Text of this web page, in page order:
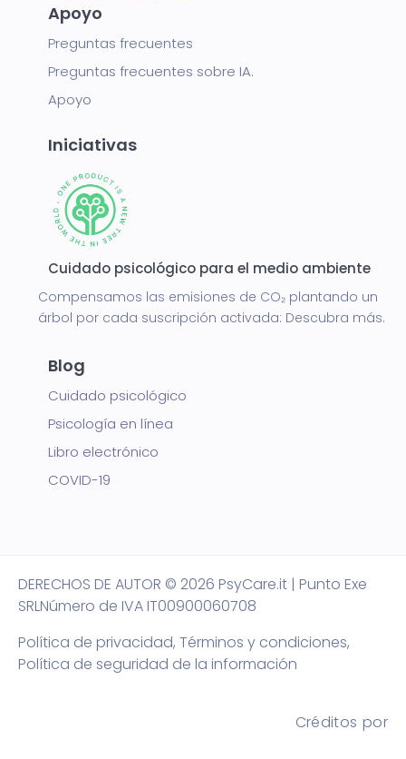
Apoyo
Preguntas frecuentes
Preguntas frecuentes sobre IA.
Apoyo
Iniciativas
Cuidado psicológico para el medio ambiente
Compensamos las emisiones de CO₂ plantando un
árbol por cada suscripción activada: Descubra más.
Blog
Cuidado psicológico
Psicología en línea
Libro electrónico
COVID-19
DERECHOS DE AUTOR © 2026 PsyCare.it | Punto Exe
SRLNúmero de IVA IT00900060708
Política de privacidad, Términos y condiciones,
Política de seguridad de la información
Créditos por